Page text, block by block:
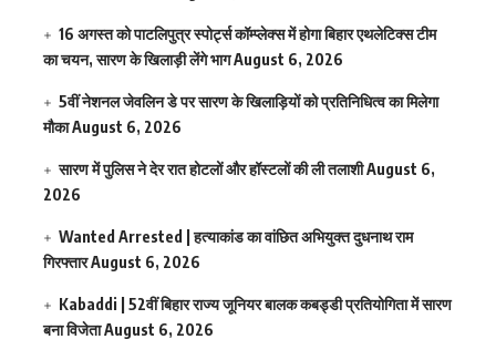
16 अगस्त को पाटलिपुत्र स्पोर्ट्स कॉम्प्लेक्स में होगा बिहार एथलेटिक्स टीम
का चयन, सारण के खिलाड़ी लेंगे भागAugust 6, 2026
5वीं नेशनल जेवलिन डे पर सारण के खिलाड़ियों को प्रतिनिधित्व का मिलेगा
मौकाAugust 6, 2026
सारण में पुलिस ने देर रात होटलों और हॉस्टलों की ली तलाशीAugust 6,
2026
Wanted Arrested | हत्याकांड का वांछित अभियुक्त दुधनाथ राम
गिरफ्तारAugust 6, 2026
Kabaddi | 52वीं बिहार राज्य जूनियर बालक कबड्डी प्रतियोगिता में सारण
बना विजेताAugust 6, 2026